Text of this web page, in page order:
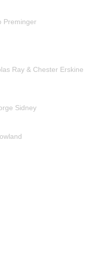
Ray & Chester Erskine
Sidney